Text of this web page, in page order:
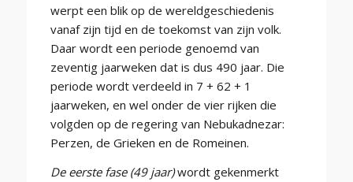
werpt een blik op de wereldgeschiedenis
vanaf zijn tijd en de toekomst van zijn volk.
Daar wordt een periode genoemd van
zeventig jaarweken dat is dus 490 jaar. Die
periode wordt verdeeld in 7 + 62 + 1
jaarweken, en wel onder de vier rijken die
volgden op de regering van Nebukadnezar:
Perzen, de Grieken en de Romeinen.
De eerste fase (49 jaar)wordt gekenmerkt